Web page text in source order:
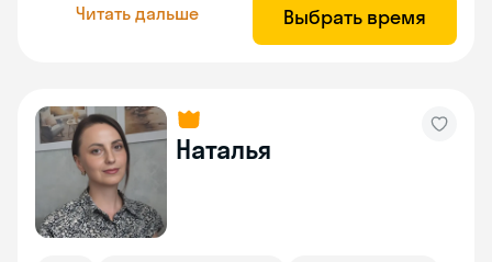
Читать дальше Выбрать время
Наталья